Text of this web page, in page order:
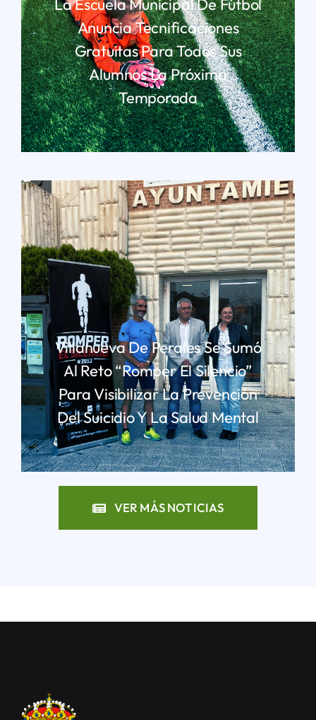
La Escuela Municipal De Fútbol
Anuncia Tecnificaciones
Gratuitas Para Todos Sus
Alumnos La Próxima
Temporada
LEER MÁS
Villanueva De Perales Se Sumó
Al Reto “Romper El Silencio”
Para Visibilizar La Prevención
Del Suicidio Y La Salud Mental
LEER MÁS
VER MÁS NOTICIAS